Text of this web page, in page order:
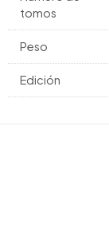
tomos
Peso
Edición